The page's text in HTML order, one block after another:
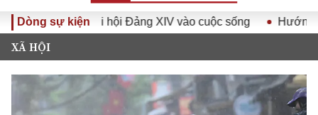
Dòng sự kiện
quyết Đại hội Đảng XIV vào cuộc sống Hướng tới Đại
XÃ HỘI